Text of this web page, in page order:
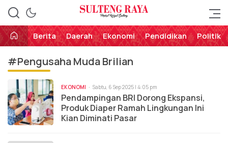
Sulteng Raya
Perekat Rakyat Sulteng
Berita
Daerah Ekonomi Pendidikan Politik
#Pengusaha Muda Brilian
EKONOMI Sabtu, 6 Sep 2025 | 4:05 pm
Pendampingan BRI Dorong Ekspansi,
Produk Diaper Ramah Lingkungan Ini
Kian Diminati Pasar